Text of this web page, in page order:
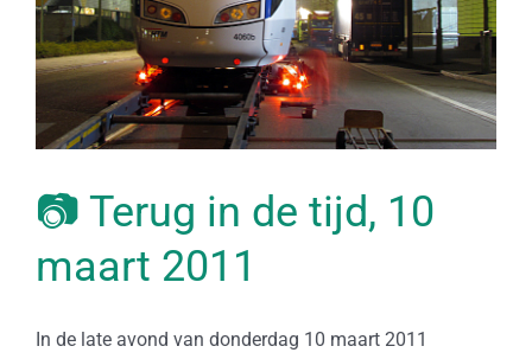
📷 Terug in de tijd, 10
maart 2011
In de late avond van donderdag 10 maart 2011